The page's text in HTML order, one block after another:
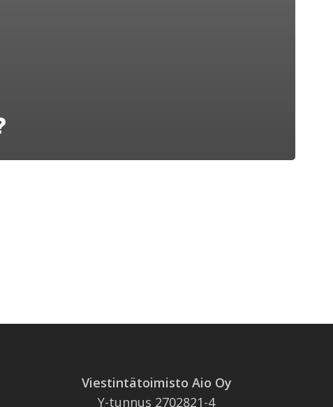
Viestintätoimisto Aio Oy
Y-tunnus 2702821-4